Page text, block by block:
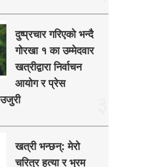
दुष्प्रचार गरिएको भन्दै
गोरखा १ का उम्मेदवार
खत्रीद्वारा निर्वाचन
आयोग र प्रेस
खत्री भन्छन्: मेरो
चरित्र हत्या र भ्रम